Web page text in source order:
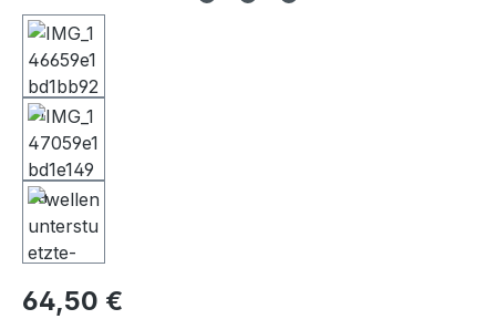
Regulärer Preis:
64,50 €